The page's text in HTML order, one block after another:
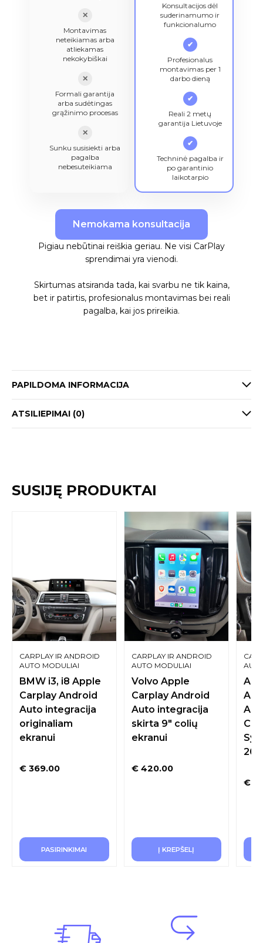
✕
Montavimas
neteikiamas arba
atliekamas
nekokybiškai
✕
Formali garantija
arba sudėtingas
grąžinimo procesas
✕
Sunku susisiekti arba
pagalba
nebesuteikiama
Konsultacijos dėl
suderinamumo ir
funkcionalumo
✔
Profesionalus
montavimas per 1
darbo dieną
✔
Reali 2 metų
garantija Lietuvoje
✔
Techninė pagalba ir
po garantinio
laikotarpio
Nemokama konsultacija
Pigiau nebūtinai reiškia geriau. Ne visi CarPlay
sprendimai yra vienodi.
Skirtumas atsiranda tada, kai svarbu ne tik kaina,
bet ir patirtis, profesionalus montavimas bei reali
pagalba, kai jos prireikia.
PAPILDOMA INFORMACIJA
ATSILIEPIMAI (0)
SUSIJĘ PRODUKTAI
CARPLAY IR ANDROID
AUTO MODULIAI
BMW i3, i8 Apple
Carplay Android
Auto integracija
originaliam
ekranui
€ 369.00
PASIRINKIMAI
CARPLAY IR ANDROID
AUTO MODULIAI
Volvo Apple
Carplay Android
Auto integracija
skirta 9″ colių
ekranui
€420.00
Į KREPŠELĮ
€